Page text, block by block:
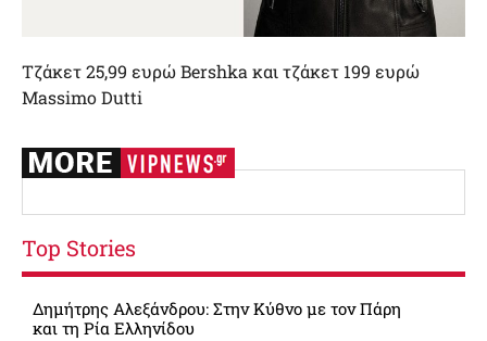
Τζάκετ 25,99 ευρώ Bershka και τζάκετ 199 ευρώ
Massimo Dutti
Top Stories
Δημήτρης Αλεξάνδρου: Στην Κύθνο με τον Πάρη
και τη Ρία Ελληνίδου